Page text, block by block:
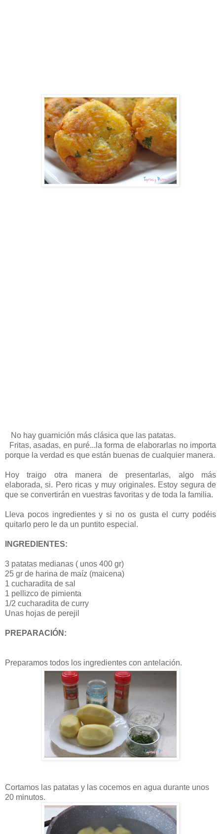
No hay guarnición más clásica que las patatas.
Fritas, asadas, en puré...la forma de elaborarlas no importa
porque la verdad es que están buenas de cualquier manera.
Hoy traigo otra manera de presentarlas, algo más
elaborada, si. Pero ricas y muy originales. Estoy segura de
que se convertirán en vuestras favoritas y de toda la familia.
Lleva pocos ingredientes y si no os gusta el curry podéis
quitarlo pero le da un puntito especial.
INGREDIENTES:
3 patatas medianas ( unos 400 gr)
25 gr de harina de maíz (maicena)
1 cucharadita de sal
1 pellizco de pimienta
1/2 cucharadita de curry
Unas hojas de perejil
PREPARACIÓN:
Preparamos todos los ingredientes con antelación.
Cortamos las patatas y las cocemos en agua durante unos
20 minutos.